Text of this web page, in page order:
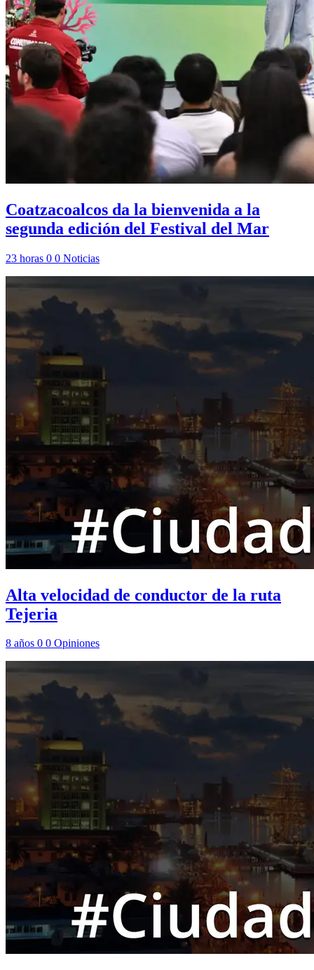
Coatzacoalcos da la bienvenida a la
segunda edición del Festival del Mar
23 horas 0 0 Noticias
Alta velocidad de conductor de la ruta
Tejeria
8 años 0 0 Opiniones